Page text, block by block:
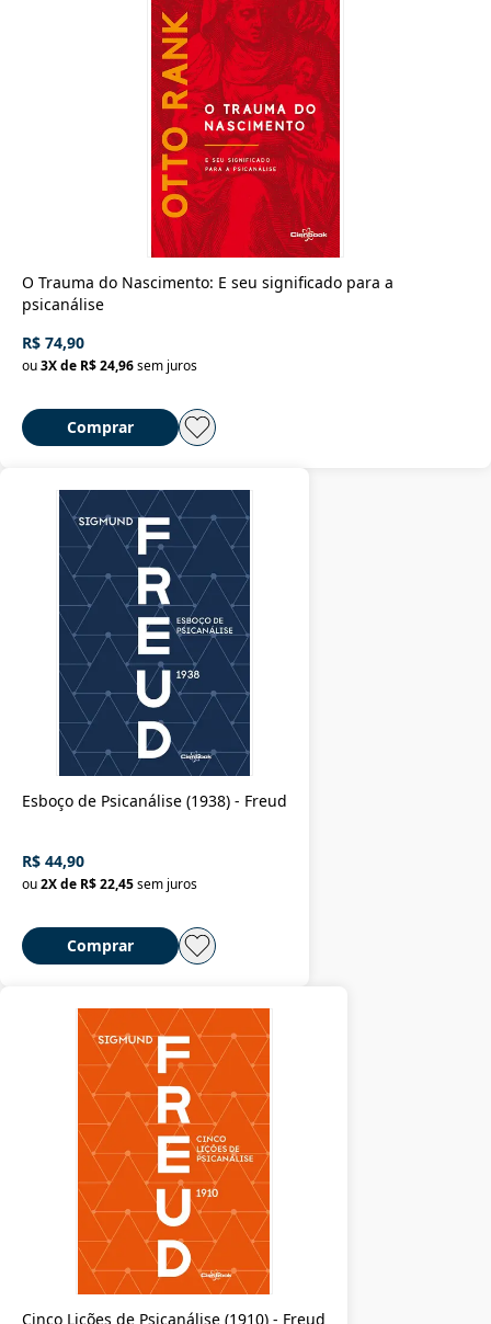
O Trauma do Nascimento: E seu significado para a
psicanálise
R$ 74,90
ou3X de R$ 24,96sem juros
Comprar
Esboço de Psicanálise (1938) - Freud
R$ 44,90
ou2X de R$ 22,45sem juros
Comprar
Cinco Lições de Psicanálise (1910) - Freud